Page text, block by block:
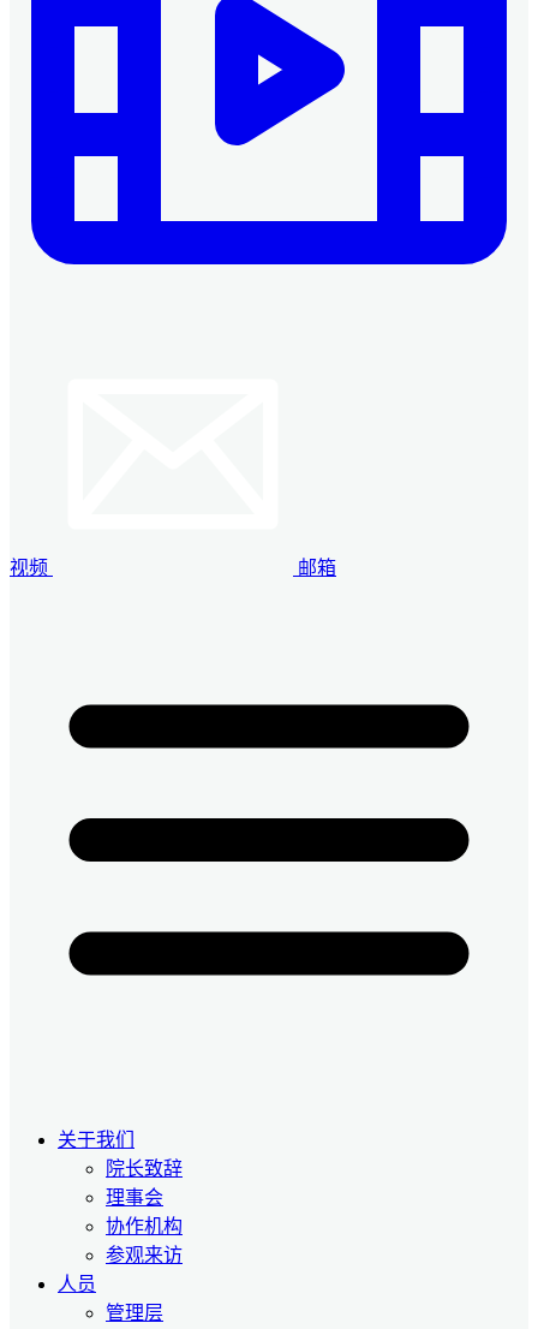
视频 邮箱
关于我们
院长致辞
理事会
协作机构
参观来访
人员
管理层